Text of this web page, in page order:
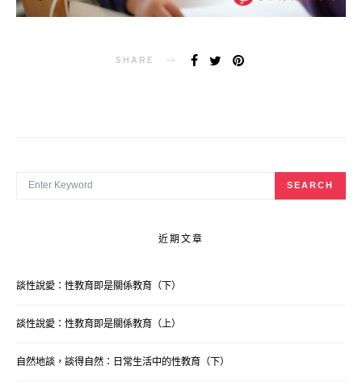
SHARE
SEARCH
近期文章
談性說愛：性教育即是關係教育（下）
談性說愛：性教育即是關係教育（上）
自然地談，談得自然：日常生活中的性教育（下）